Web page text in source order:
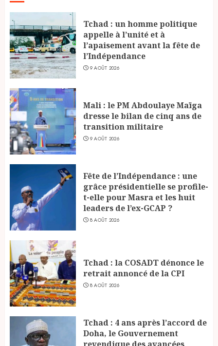
Tchad : un homme politique
appelle à l’unité et à
l’apaisement avant la fête de
l’Indépendance
9 AOÛT 2026
Mali : le PM Abdoulaye Maïga
dresse le bilan de cinq ans de
transition militaire
9 AOÛT 2026
Fête de l’Indépendance : une
grâce présidentielle se profile-
t-elle pour Masra et les huit
leaders de l’ex-GCAP ?
8 AOÛT 2026
Tchad : la COSADT dénonce le
retrait annoncé de la CPI
8 AOÛT 2026
Tchad : 4 ans après l’accord de
Doha, le Gouvernement